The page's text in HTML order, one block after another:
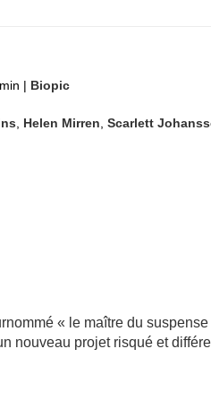
| Biopic
Helen Mirren Scarlett
« le maître du suspense
nouveau projet risqué et